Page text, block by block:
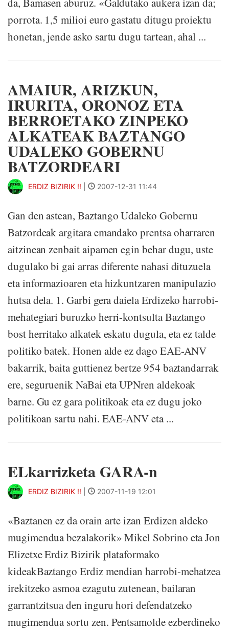
porrota. 1,5 milioi euro gastatu ditugu proiektu
honetan, jende asko sartu dugu tartean, ahal ...
AMAIUR, ARIZKUN,
IRURITA, ORONOZ ETA
BERROETAKO ZINPEKO
ALKATEAK BAZTANGO
UDALEKO GOBERNU
BATZORDEARI
ERDIZ BIZIRIK !! 2007-12-31 11:44
Gan den astean, Baztango Udaleko Gobernu
Batzordeak argitara emandako prentsa oharraren
aitzinean zenbait aipamen egin behar dugu, uste
dugulako bi gai arras diferente nahasi dituzuela
eta informazioaren eta hizkuntzaren manipulazio
hutsa dela. 1. Garbi gera daiela Erdizeko harrobi-
mehategiari buruzko herri-kontsulta Baztango
bost herritako alkatek eskatu dugula, eta ez talde
politiko batek. Honen alde ez dago EAE-ANV
bakarrik, baita guttienez bertze 954 baztandarrak
ere, seguruenik NaBai eta UPNren aldekoak
barne. Gu ez gara politikoak eta ez dugu joko
politikoan sartu nahi. EAE-ANV eta ...
ELkarrizketa GARA-n
ERDIZ BIZIRIK !! 2007-11-19 12:01
«Baztanen ez da orain arte izan Erdizen aldeko
mugimendua bezalakorik» Mikel Sobrino eta Jon
Elizetxe Erdiz Bizirik plataformako
kideakBaztango Erdiz mendian harrobi-mehatzea
irekitzeko asmoa ezagutu zutenean, bailaran
garrantzitsua den inguru hori defendatzeko
mugimendua sortu zen. Pentsamolde ezberdineko